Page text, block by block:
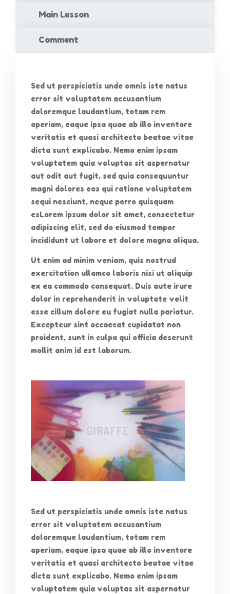
Main Lesson
Comment
Sed ut perspiciatis unde omnis iste natus
error sit voluptatem accusantium
doloremque laudantium, totam rem
aperiam, eaque ipsa quae ab illo inventore
veritatis et quasi architecto beatae vitae
dicta sunt explicabo. Nemo enim ipsam
voluptatem quia voluptas sit aspernatur
aut odit aut fugit, sed quia consequuntur
magni dolores eos qui ratione voluptatem
sequi nesciunt, neque porro quisquam
esLorem ipsum dolor sit amet, consectetur
adipiscing elit, sed do eiusmod tempor
incididunt ut labore et dolore magna aliqua.
Ut enim ad minim veniam, quis nostrud
exercitation ullamco laboris nisi ut aliquip
ex ea commodo consequat. Duis aute irure
dolor in reprehenderit in voluptate velit
esse cillum dolore eu fugiat nulla pariatur.
Excepteur sint occaecat cupidatat non
proident, sunt in culpa qui officia deserunt
mollit anim id est laborum.
Sed ut perspiciatis unde omnis iste natus
error sit voluptatem accusantium
doloremque laudantium, totam rem
aperiam, eaque ipsa quae ab illo inventore
veritatis et quasi architecto beatae vitae
dicta sunt explicabo. Nemo enim ipsam
voluptatem quia voluptas sit aspernatur